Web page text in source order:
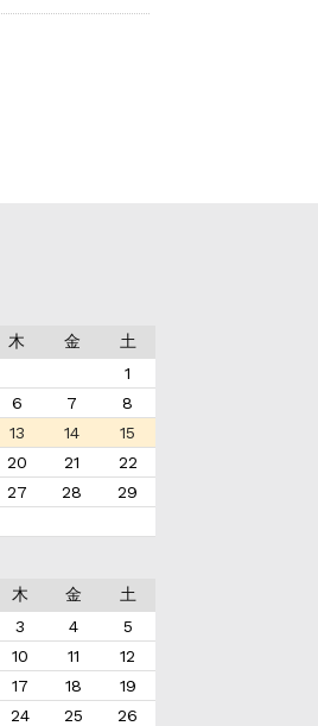
木 金
土
1
6 7
8
13 14
15
20 21
22
27 28
29
木 金
土
3 4
5
10 11
12
17 18
19
24 25
26